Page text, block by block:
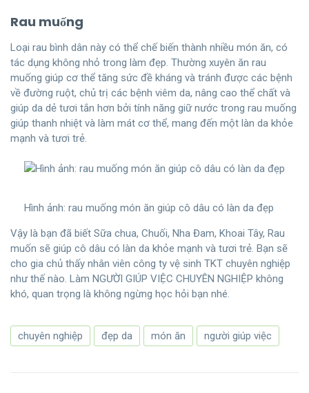
Rau muống
Loại rau bình dân này có thể chế biến thành nhiều món ăn, có
tác dụng không nhỏ trong làm đẹp. Thường xuyên ăn rau
muống giúp cơ thể tăng sức đề kháng và tránh được các bệnh
về đường ruột, chủ trị các bệnh viêm da, nâng cao thể chất và
giúp da dẻ tươi tắn hơn bởi tính năng giữ nước trong rau muống
giúp thanh nhiệt và làm mát cơ thể, mang đến một làn da khỏe
mạnh và tươi trẻ.
Hình ảnh: rau muống món ăn giúp cô dâu có làn da đẹp
Vậy là bạn đã biết Sữa chua, Chuối, Nha Đam, Khoai Tây, Rau
muốn sẽ giúp cô dâu có làn da khỏe mạnh và tươi trẻ. Bạn sẽ
cho gia chủ thấy nhân viên công ty vệ sinh TKT chuyên nghiệp
như thế nào. Làm NGƯỜI GIÚP VIỆC CHUYÊN NGHIỆP không
khó, quan trọng là không ngừng học hỏi bạn nhé.
chuyên nghiệp đẹp da món ăn người giúp việc